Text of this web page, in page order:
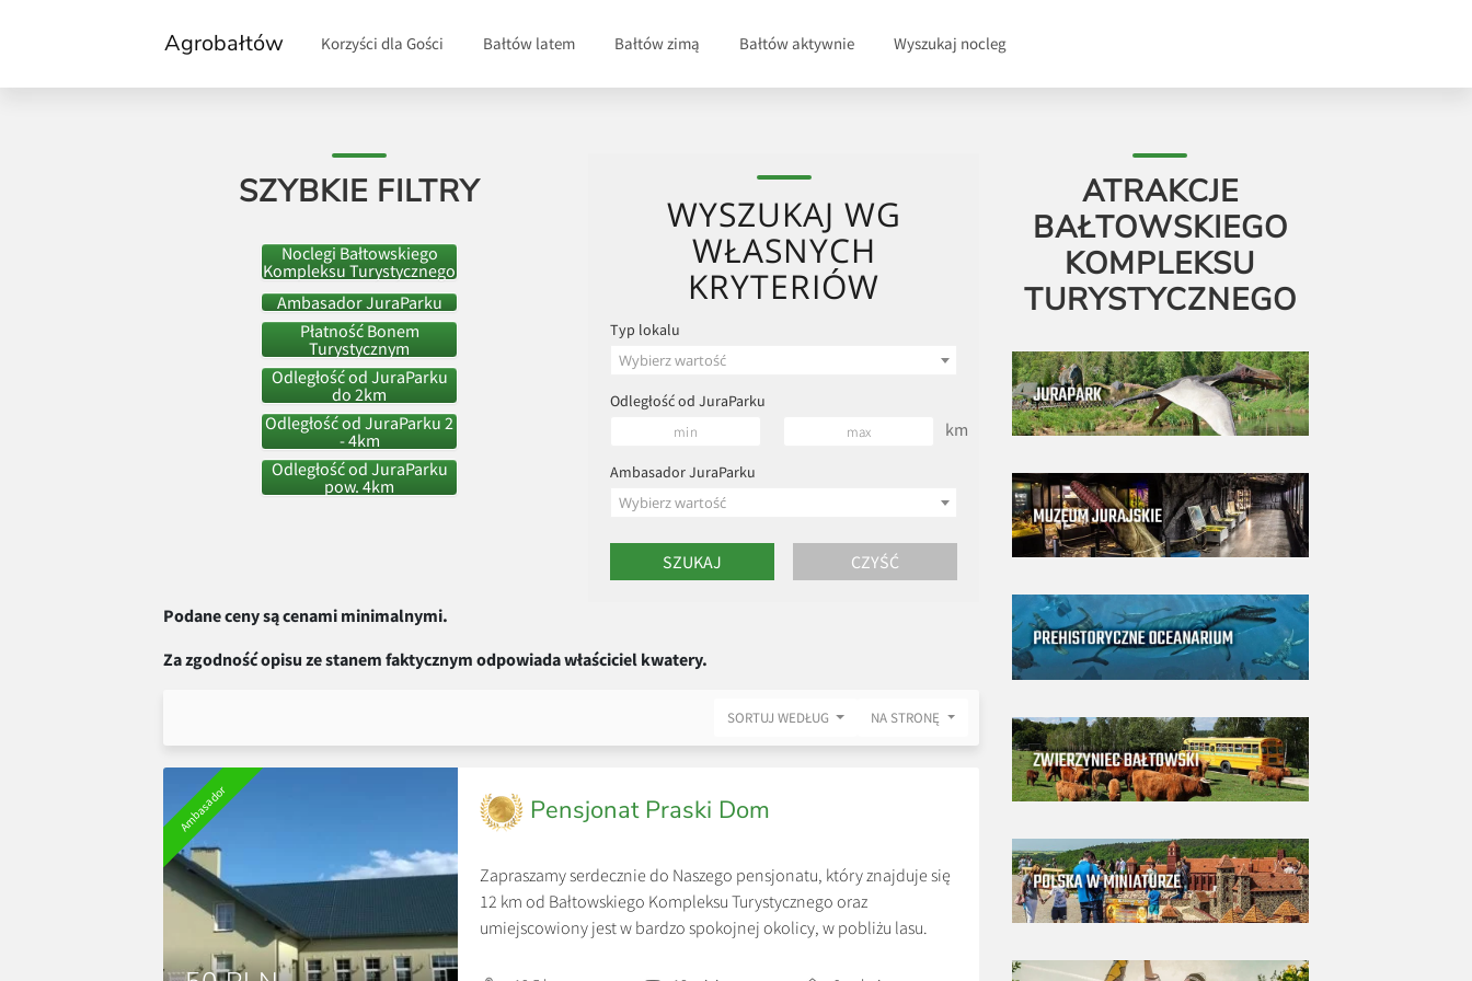
Agrobałtów Korzyści dla Gości Bałtów latem Bałtów zimą Bałtów aktywnie Wyszukaj nocleg
SZYBKIE FILTRY
Noclegi Bałtowskiego
Kompleksu Turystycznego
Ambasador JuraParku
Płatność Bonem
Turystycznym
Odległość od JuraParku
do 2km
Odległość od JuraParku 2
- 4km
Odległość od JuraParku
pow. 4km
WYSZUKAJ WG
WŁASNYCH
KRYTERIÓW
Typ lokalu
Wybierz wartość
Odległość od JuraParku
km
Ambasador JuraParku
Wybierz wartość
Podane ceny są cenami minimalnymi.
Za zgodność opisu ze stanem faktycznym odpowiada właściciel kwatery.
SORTUJ WEDŁUG NA STRONĘ
Ambasador Pensjonat Praski Dom
Zapraszamy serdecznie do Naszego pensjonatu, który znajduje się
12 km od Bałtowskiego Kompleksu Turystycznego oraz
umiejscowiony jest w bardzo spokojnej okolicy, w pobliżu lasu.
ATRAKCJE
BAŁTOWSKIEGO
KOMPLEKSU
TURYSTYCZNEGO